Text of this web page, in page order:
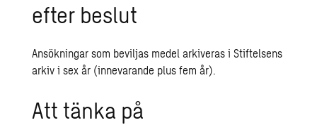
efter beslut
Ansökningar som beviljas medel arkiveras i Stiftelsens
arkiv i sex år (innevarande plus fem år).
Att tänka på